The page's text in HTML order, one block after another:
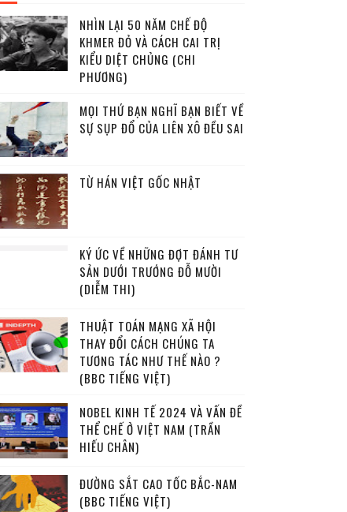
NHÌN LẠI 50 NĂM CHẾ ĐỘ
KHMER ĐỎ VÀ CÁCH CAI TRỊ
KIỂU DIỆT CHỦNG (CHI
PHƯƠNG)
MỌI THỨ BẠN NGHĨ BẠN BIẾT VỀ
SỰ SỤP ĐỔ CỦA LIÊN XÔ ĐỀU SAI
TỪ HÁN VIỆT GỐC NHẬT
KÝ ỨC VỀ NHỮNG ĐỢT ĐÁNH TƯ
SẢN DƯỚI TRƯỚNG ĐỖ MƯỜI
(DIỄM THI)
THUẬT TOÁN MẠNG XÃ HỘI
THAY ĐỔI CÁCH CHÚNG TA
TƯƠNG TÁC NHƯ THẾ NÀO ?
(BBC TIẾNG VIỆT)
NOBEL KINH TẾ 2024 VÀ VẤN ĐỀ
THỂ CHẾ Ở VIỆT NAM (TRẦN
HIẾU CHÂN)
ĐƯỜNG SẮT CAO TỐC BẮC-NAM
(BBC TIẾNG VIỆT)